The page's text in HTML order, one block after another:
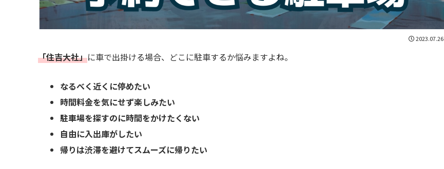
2023.07.26
「住吉大社」に車で出掛ける場合、どこに駐車するか悩みますよね。
なるべく近くに停めたい
時間料金を気にせず楽しみたい
駐車場を探すのに時間をかけたくない
自由に入出庫がしたい
帰りは渋滞を避けてスムーズに帰りたい